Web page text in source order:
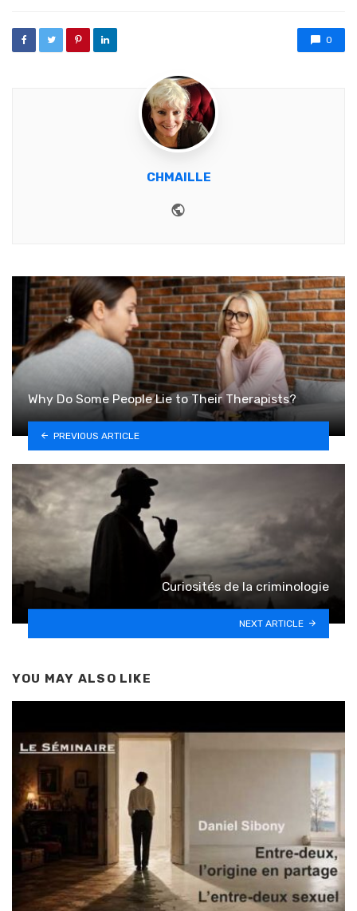
0
CHMAILLE
Why Do Some People Lie to Their Therapists?
PREVIOUS ARTICLE
Curiosités de la criminologie
NEXT ARTICLE
YOU MAY ALSO LIKE